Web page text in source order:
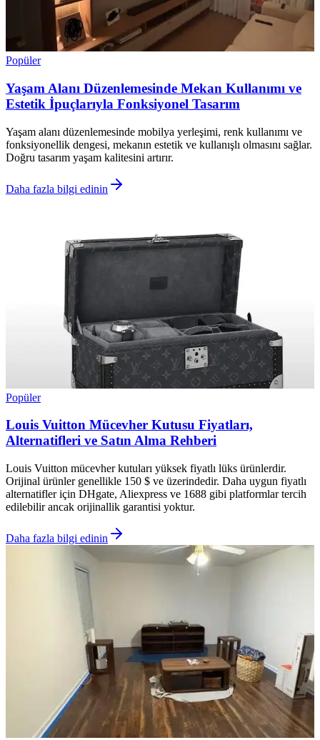
Popüler
Yaşam Alanı Düzenlemesinde Mekan Kullanımı ve
Estetik İpuçlarıyla Fonksiyonel Tasarım
Yaşam alanı düzenlemesinde mobilya yerleşimi, renk kullanımı ve
fonksiyonellik dengesi, mekanın estetik ve kullanışlı olmasını sağlar.
Doğru tasarım yaşam kalitesini artırır.
Daha fazla bilgi edinin
Popüler
Louis Vuitton Mücevher Kutusu Fiyatları,
Alternatifleri ve Satın Alma Rehberi
Louis Vuitton mücevher kutuları yüksek fiyatlı lüks ürünlerdir.
Orijinal ürünler genellikle 150 $ ve üzerindedir. Daha uygun fiyatlı
alternatifler için DHgate, Aliexpress ve 1688 gibi platformlar tercih
edilebilir ancak orijinallik garantisi yoktur.
Daha fazla bilgi edinin